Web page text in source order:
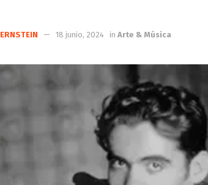
18 junio, 2024 in Arte & Música